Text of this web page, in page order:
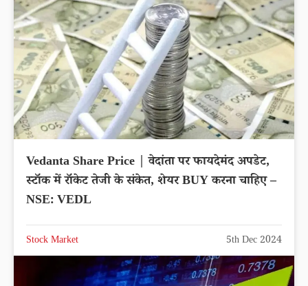
Vedanta Share Price | वेदांता पर फायदेमंद अपडेट,
स्टॉक में रॉकेट तेजी के संकेत, शेयर BUY करना चाहिए –
NSE: VEDL
Stock Market 5th Dec 2024